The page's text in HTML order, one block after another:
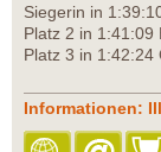
Siegerin in
Platz 2 in 1:41:09
Platz 3 in 1:42:24
Informationen: